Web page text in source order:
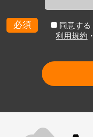
必須
同意する
利用規約 ・